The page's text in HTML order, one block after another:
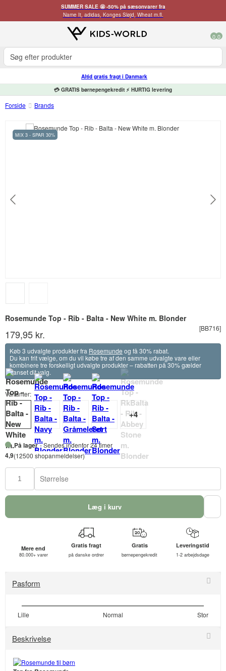
SUMMER SALE 🤩 -50% på sæsonvarer fra
Name It, adidas, Konges Sløjd, Wheat m.fl.
0 0
Altid gratis fragt i Danmark
💳 GRATIS børnepengekredit ⚡ HURTIG levering
Forside Brands
MIX 3 - SPAR 30%
Rosemunde Top - Rib - Balta - New White m. Blonder
[BB716]
179,95 kr.
Køb 3 udvalgte produkter fra Rosemunde og få 30% rabat.
Du kan frit vælge, om du vil købe tre af den samme udvalgte vare eller
kombinere tre forskelligt udvalgte produkter – rabatten på 30% gælder
uanset dit valg.
Varianter:
På lager- Sendes indenfor 24 timer
4,9(12500 shopanmeldelser)
Størrelse
Læg i kurv
Mere end
80.000+ varer
Gratis fragt
på danske ordrer
Gratis
børnepengekredit
Leveringstid
1-2 arbejdsdage
Pasform
Lille Normal Stor
Beskrivelse